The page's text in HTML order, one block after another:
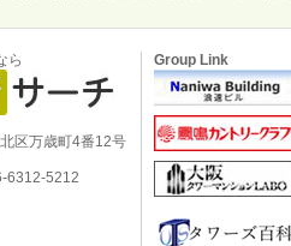
ら
区万歳町4番12号
6312-5212
Group Link